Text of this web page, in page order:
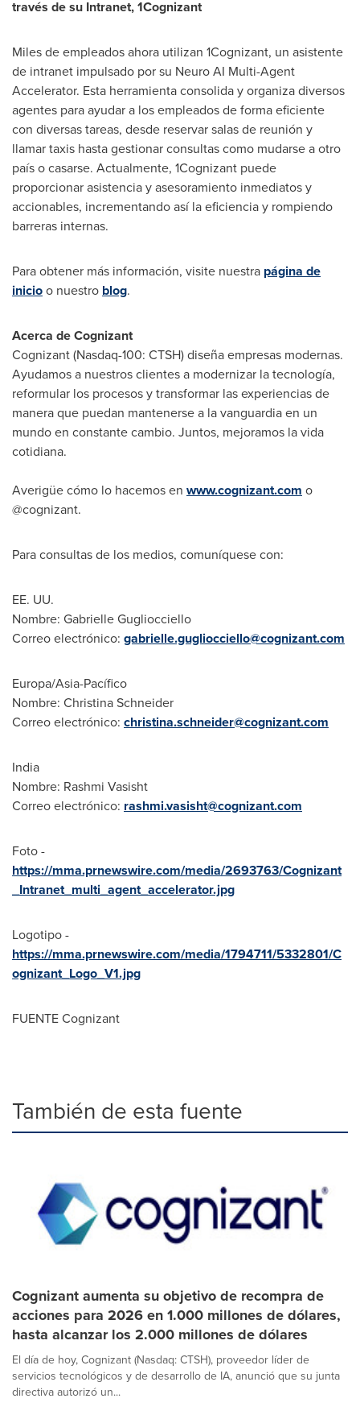
través de su Intranet, 1Cognizant
Miles deempleados ahora utilizan 1Cognizant, un asistente
de intranet impulsado por su Neuro AI Multi-Agent
Accelerator. Esta herramienta consolida y organiza diversos
agentes para ayudar a los empleados de forma eficiente
con diversas tareas, desde reservar salas de reunión y
llamar taxis hasta gestionar consultas como mudarse a otro
país o casarse. Actualmente, 1Cognizant puede
proporcionar asistencia y asesoramiento inmediatos y
accionables, incrementando así la eficiencia y rompiendo
barreras internas.
Para obtener más información, visite nuestra página de
inicioo nuestro blog.
Acerca de Cognizant
Cognizant (Nasdaq-100: CTSH) diseña empresas modernas.
Ayudamos a nuestros clientes a modernizar la tecnología,
reformular los procesos y transformar las experiencias de
manera que puedan mantenerse a la vanguardia en un
mundo en constante cambio. Juntos, mejoramos la vida
cotidiana.
Averigüe cómo lo hacemos en www.cognizant.com o
@cognizant.
Para consultas de los medios, comuníquese con:
EE. UU.
Nombre: Gabrielle Gugliocciello
Correo electrónico: gabrielle.gugliocciello@cognizant.com
Europa/Asia-Pacífico
Nombre: Christina Schneider
Correo electrónico: christina.schneider@cognizant.com
India
Nombre: Rashmi Vasisht
Correo electrónico: rashmi.vasisht@cognizant.com
Foto -
https://mma.prnewswire.com/media/2693763/Cognizant
_Intranet_multi_agent_accelerator.jpg
Logotipo -
https://mma.prnewswire.com/media/1794711/5332801/C
ognizant_Logo_V1.jpg
FUENTE Cognizant
También de esta fuente
Cognizant aumenta su objetivo de recompra de
acciones para 2026 en 1.000 millones de dólares,
hasta alcanzar los 2.000 millones de dólares
El día de hoy, Cognizant (Nasdaq: CTSH), proveedor líder de
servicios tecnológicos y de desarrollo de IA, anunció que su junta
directiva autorizó un...